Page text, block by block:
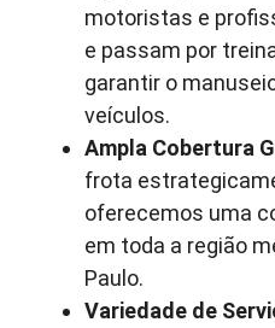
motoristas e
e passam por
garantir o
veículos.
Ampla Cobertura
frota
oferecemos uma
em toda a região
Paulo.
Variedade de